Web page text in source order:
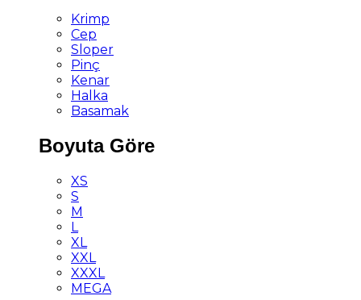
Krimp
Cep
Sloper
Pinç
Kenar
Halka
Basamak
Boyuta Göre
XS
S
M
L
XL
XXL
XXXL
MEGA